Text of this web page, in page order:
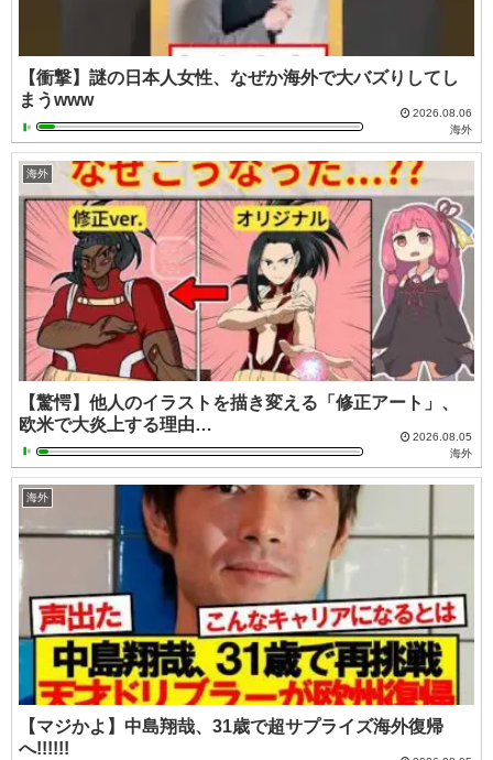
【衝撃】謎の日本人女性、なぜか海外で大バズりしてし
まうwww
2026.08.06
海外
海外
【驚愕】他人のイラストを描き変える「修正アート」、
欧米で大炎上する理由…
2026.08.05
海外
海外
【マジかよ】中島翔哉、31歳で超サプライズ海外復帰
へ!!!!!!